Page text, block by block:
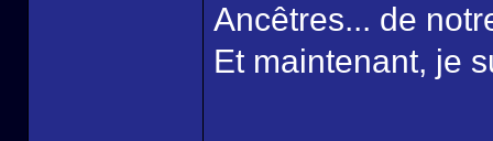
Ancêtres... de
Et maintenant, je